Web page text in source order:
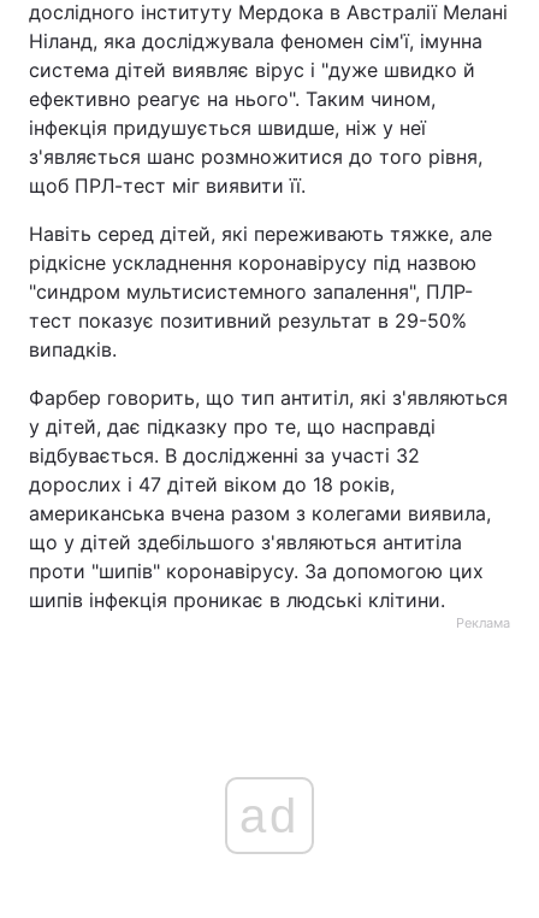
дослідного інституту Мердока в Австралії Мелані
Ніланд, яка досліджувала феномен сім'ї, імунна
система дітей виявляє вірус і "дуже швидко й
ефективно реагує на нього". Таким чином,
інфекція придушується швидше, ніж у неї
з'являється шанс розмножитися до того рівня,
щоб ПРЛ-тест міг виявити її.
Навіть серед дітей, які переживають тяжке, але
рідкісне ускладнення коронавірусу під назвою
"синдром мультисистемного запалення", ПЛР-
тест показує позитивний результат в 29-50%
випадків.
Фарбер говорить, що тип антитіл, які з'являються
у дітей, дає підказку про те, що насправді
відбувається. В дослідженні за участі 32
дорослих і 47 дітей віком до 18 років,
американська вчена разом з колегами виявила,
що у дітей здебільшого з'являються антитіла
проти "шипів" коронавірусу. За допомогою цих
шипів інфекція проникає в людські клітини.
Реклама
ad